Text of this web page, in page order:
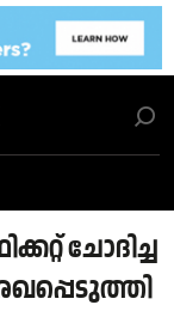
ചോദിച്ച